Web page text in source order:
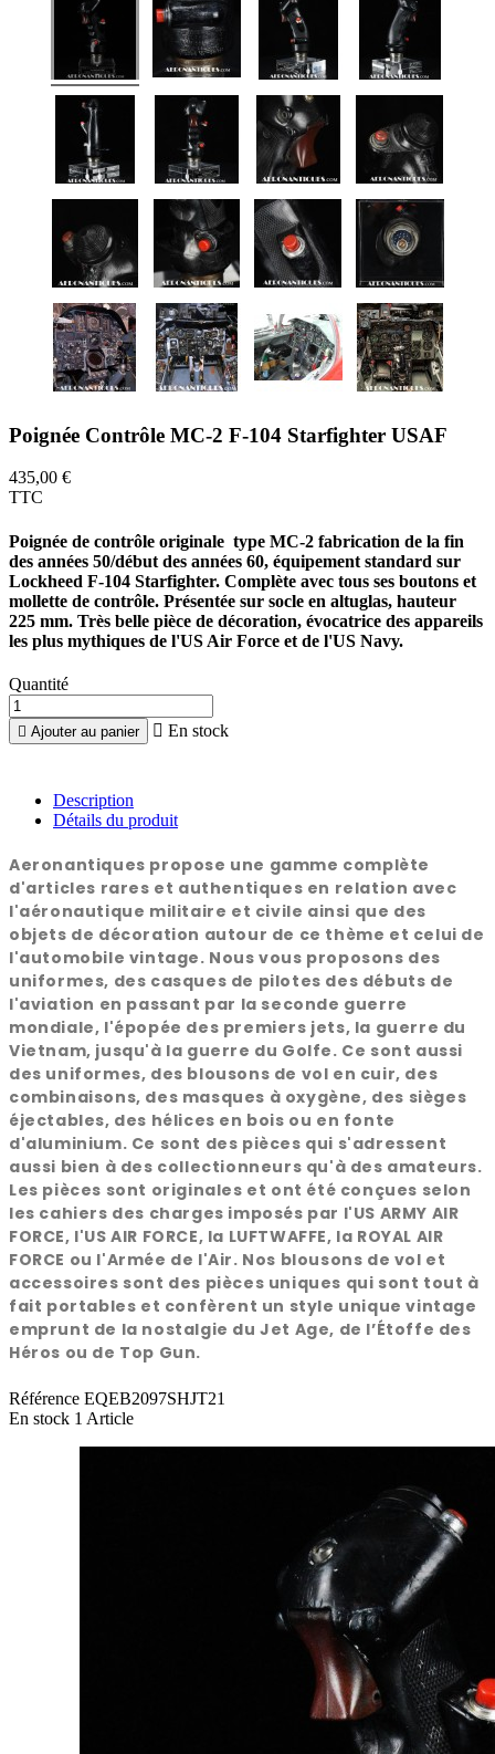
Poignée Contrôle MC-2 F-104 Starfighter USAF
435,00 €
TTC
Poignée de contrôle originale type MC-2 fabrication de la fin
des années 50/début des années 60, équipement standard sur
Lockheed F-104 Starfighter. Complète avec tous ses boutons et
mollette de contrôle. Présentée sur socle en altuglas, hauteur
225 mm. Très belle pièce de décoration, évocatrice des appareils
les plus mythiques de l'US Air Force et de l'US Navy.
Quantité
 Ajouter au panier  En stock
Description
Détails du produit
Aeronantiques propose une gamme complète
d'articles rares et authentiques en relation avec
l'aéronautique militaire et civile ainsi que des
objets de décoration autour de ce thème et celui de
l'automobile vintage. Nous vous proposons des
uniformes, des casques de pilotes des débuts de
l'aviation en passant par la seconde guerre
mondiale, l'épopée des premiers jets, la guerre du
Vietnam, jusqu'à la guerre du Golfe. Ce sont aussi
des uniformes, des blousons de vol en cuir, des
combinaisons, des masques à oxygène, des sièges
éjectables, des hélices en bois ou en fonte
d'aluminium. Ce sont des pièces qui s'adressent
aussi bien à des collectionneurs qu'à des amateurs.
Les pièces sont originales et ont été conçues selon
les cahiers des charges imposés par l'US ARMY AIR
FORCE, l'US AIR FORCE, la LUFTWAFFE, la ROYAL AIR
FORCE ou l'Armée de l'Air. Nos blousons de vol et
accessoires sont des pièces uniques qui sont tout à
fait portables et confèrent un style unique vintage
emprunt de la nostalgie du Jet Age, de l’Étoffe des
Héros ou de Top Gun.
Référence EQEB2097SHJT21
En stock 1 Article